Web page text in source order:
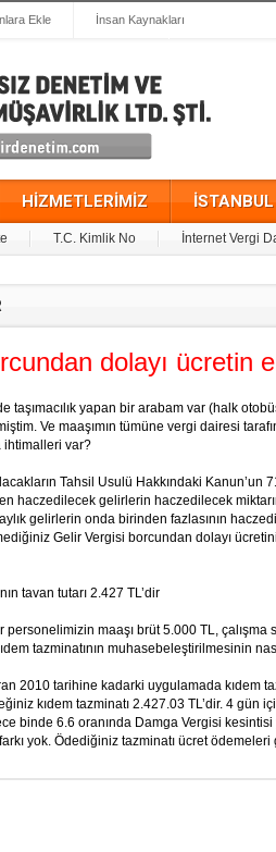
Ekle İnsan Kaynakları
HİZMETLERİMİZ
T.C. Kimlik No İnternet Vergi
dolayı ücretin
taşımacılık yapan bir arabam var (halk
Ve maaşımın tümüne vergi dairesi
ihtimalleri var?
Tahsil Usulü Hakkındaki
haczedilecek gelirlerin haczedilecek
gelirlerin onda birinden fazlasının
Gelir Vergisi borcundan dolayı
tavan tutarı 2.427 TL’dir
personelimizin maaşı brüt 5.000 TL,
tazminatının muhasebeleştirilmesinin
2010 tarihine kadarki uygulamada kıdem
kıdem tazminatı 2.427.03 TL’dir. 4
binde 6.6 oranında Damga Vergisi kesintisi
yok. Ödediğiniz tazminatı ücret